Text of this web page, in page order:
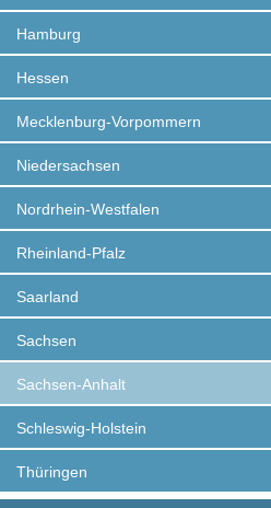
Hamburg
Hessen
Mecklenburg-Vorpommern
Niedersachsen
Nordrhein-Westfalen
Rheinland-Pfalz
Saarland
Sachsen
Sachsen-Anhalt
Schleswig-Holstein
Thüringen